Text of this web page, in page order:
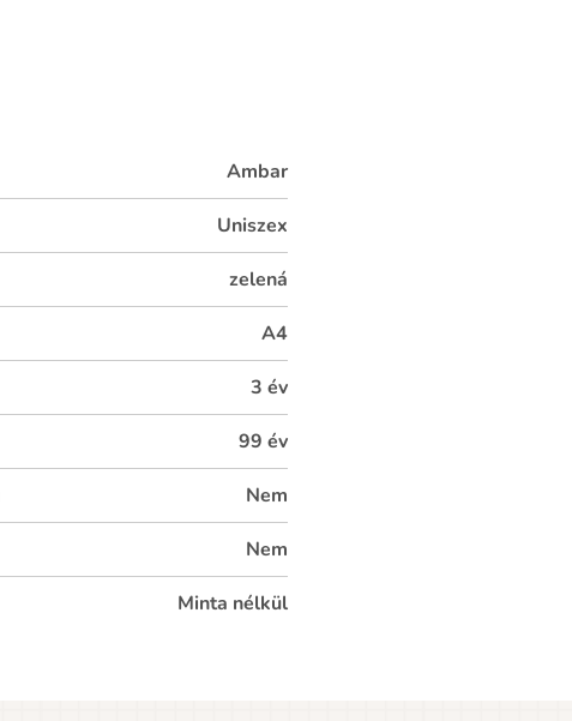
Ambar
Uniszex
zelená
A4
3 év
99 év
Nem
Nem
Minta nélkül